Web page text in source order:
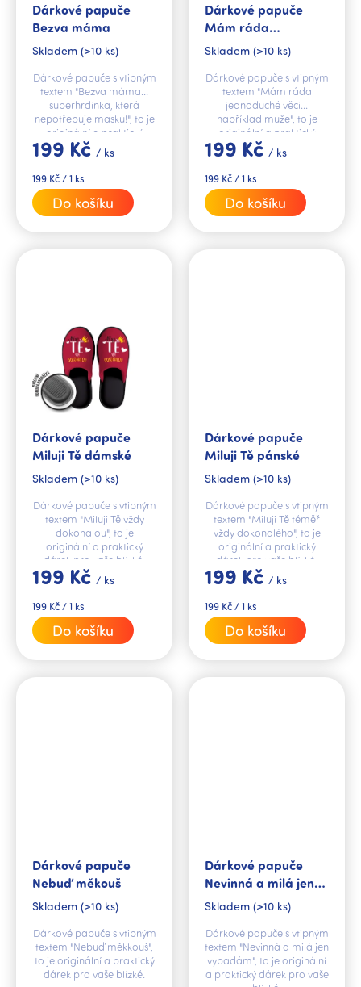
Dárkové papuče
Bezva máma
Skladem (>10 ks)
199 Kč / ks
Měrná
cena:
199 Kč / 1 ks
Do košíku
Dárkové papuče s vtipným
textem "Bezva máma...
superhrdinka, která
nepotřebuje masku!", to je
originální a praktický
dárek pro vaši maminku.
Dárkové papuče
Mám ráda
jednoduché věci
Skladem (>10 ks)
199 Kč / ks
Měrná
cena:
199 Kč / 1 ks
Do košíku
Dárkové papuče s vtipným
textem "Mám ráda
jednoduché věci...
například muže", to je
originální a praktický
dárek pro vaše blízké.
Dárkové papuče
Miluji Tě dámské
Skladem (>10 ks)
199 Kč / ks
Měrná
cena:
199 Kč / 1 ks
Do košíku
Dárkové papuče s vtipným
textem "Miluji Tě vždy
dokonalou", to je
originální a praktický
dárek pro vaše blízké.
Dárkové papuče
Miluji Tě pánské
Skladem (>10 ks)
199 Kč / ks
Měrná
cena:
199 Kč / 1 ks
Do košíku
Dárkové papuče s vtipným
textem "Miluji Tě téměř
vždy dokonalého", to je
originální a praktický
dárek pro vaše blízké.
Dárkové papuče
Nebuď měkouš
Skladem (>10 ks)
Dárkové papuče s vtipným
textem "Nebuď měkkouš",
to je originální a praktický
dárek pro vaše blízké.
Dárkové papuče
Nevinná a milá jen
vypadám
Skladem (>10 ks)
Dárkové papuče s vtipným
textem "Nevinná a milá jen
vypadám", to je originální
a praktický dárek pro vaše